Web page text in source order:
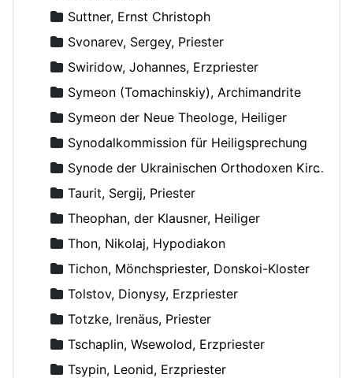
Suttner, Ernst Christoph
Svonarev, Sergey, Priester
Swiridow, Johannes, Erzpriester
Symeon (Tomachinskiy), Archimandrite
Symeon der Neue Theologe, Heiliger
Synodalkommission für Heiligsprechung
Synode der Ukrainischen Orthodoxen Kirche
Taurit, Sergij, Priester
Theophan, der Klausner, Heiliger
Thon, Nikolaj, Hypodiakon
Tichon, Mönchspriester, Donskoi-Kloster
Tolstov, Dionysy, Erzpriester
Totzke, Irenäus, Priester
Tschaplin, Wsewolod, Erzpriester
Tsypin, Leonid, Erzpriester